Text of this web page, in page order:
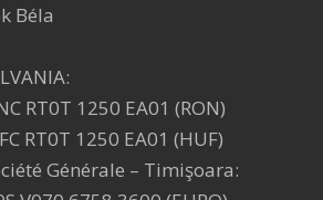
Béla
RT0T 1250 EA01 (RON)
RT0T 1250 EA01 (HUF)
Générale – Timişoara: